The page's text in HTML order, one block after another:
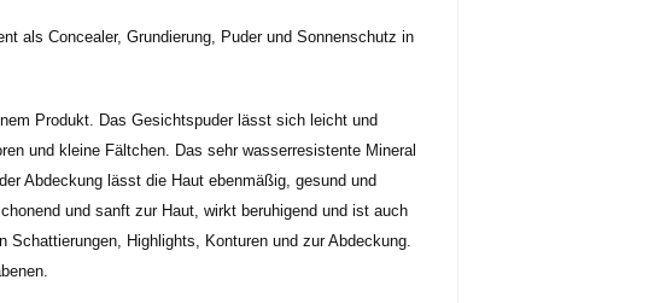
als Concealer, Grundierung, Puder und Sonnenschutz in
Produkt. Das Gesichtspuder lässt sich leicht und
und kleine Fältchen. Das sehr wasserresistente Mineral
Abdeckung lässt die Haut ebenmäßig, gesund und
und sanft zur Haut, wirkt beruhigend und ist auch
Highlights, Konturen und zur Abdeckung.